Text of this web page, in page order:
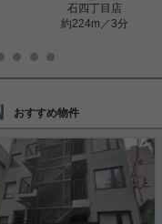
石四丁目店
約224m／3分
おすすめ物件